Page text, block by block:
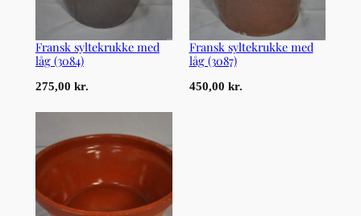
Fransk syltekrukke med
låg (3084)
275,00 kr.
Fransk syltekrukke med
låg (3087)
450,00 kr.